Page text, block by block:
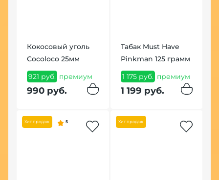
Кокосовый уголь
Cocoloco 25мм
921 руб. премиум
990 руб.
Табак Must Have
Pinkman 125 грамм
1 175 руб. премиум
1 199 руб.
Хит продаж 5 Хит продаж